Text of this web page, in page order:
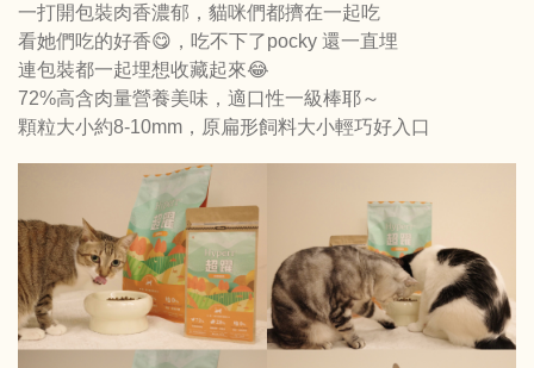
一打開包裝肉香濃郁，貓咪們都擠在一起吃
看她們吃的好香😋，吃不下了pocky 還一直埋
連包裝都一起埋想收藏起來😂
72%高含肉量營養美味，適口性一級棒耶～
顆粒大小約8-10mm，原扁形飼料大小輕巧好入口